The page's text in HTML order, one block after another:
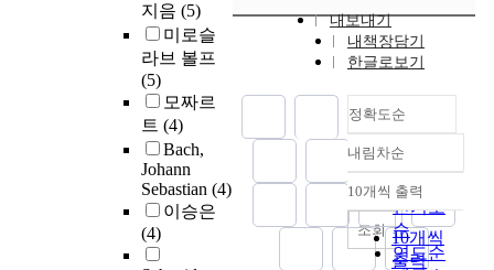
지음 (5)
미로슬
라브 볼프
(5)
모짜르
트 (4)
Bach,
Johann
Sebastian (4)
이승은
(4)
내보내기
내책장담기
한글로보기
정확도순
정확도
순
인기도
순
연도순
내림차순
내림차순
10개씩 출력
10개씩
출력
조회